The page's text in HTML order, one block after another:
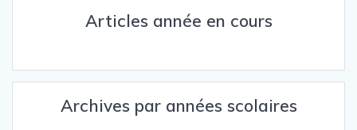
Articles année en cours
Archives par années scolaires